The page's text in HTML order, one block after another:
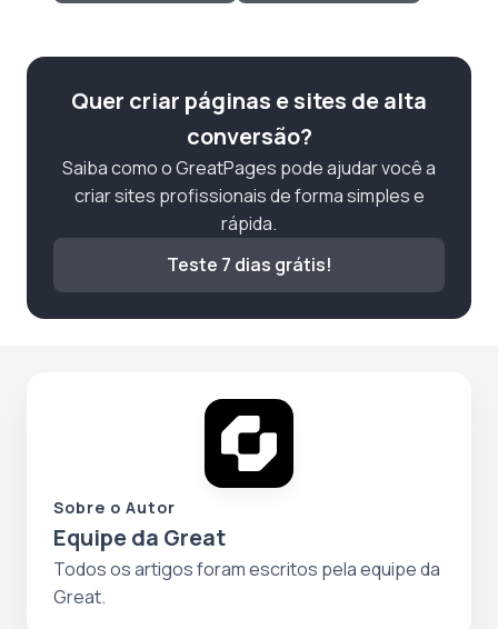
Quer criar páginas e sites de alta
conversão?
Saiba como o GreatPages pode ajudar você a
criar sites profissionais de forma simples e
rápida.
Teste 7 dias grátis!
Sobre o Autor
Equipe da Great
Todos os artigos foram escritos pela equipe da
Great.